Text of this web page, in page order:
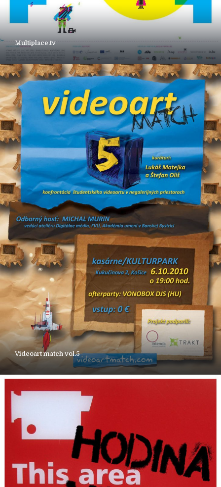
Multiplace.tv
Videoart match vol.5